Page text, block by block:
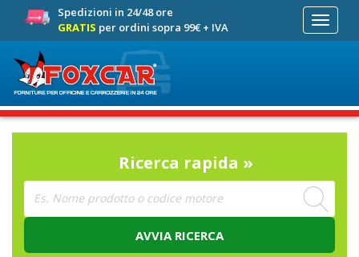
Spedizioni in 24/48 ore
GRATIS per ordini sopra 99€ + IVA
Toggle
Ricerca rapida »
AVVIA RICERCA